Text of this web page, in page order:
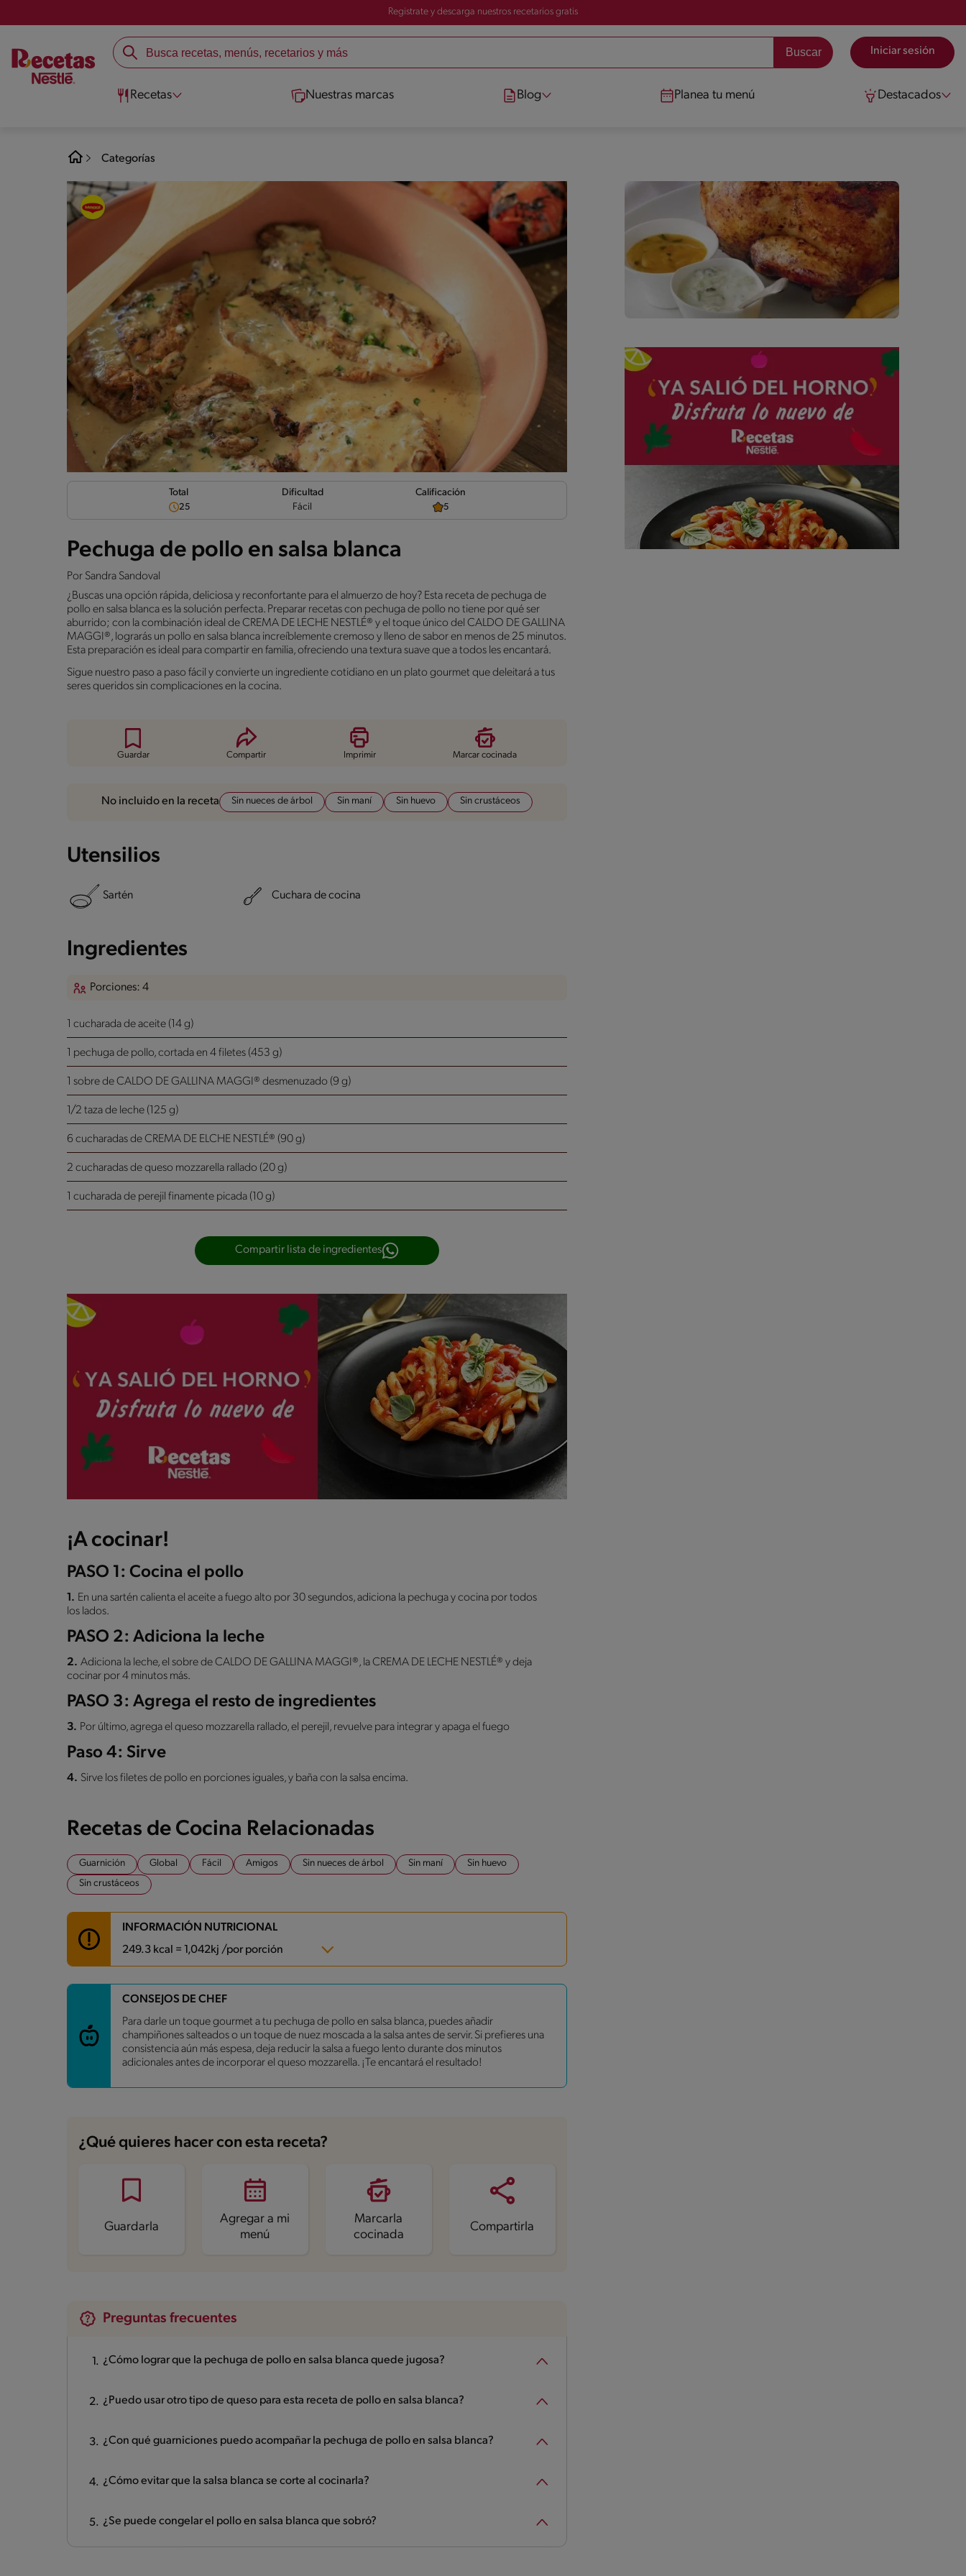
Registrate y descarga nuestros recetarios gratis
Iniciar sesión
Recetas Nuestras marcas Blog Planea tu menú Destacados
Categorías
Total
25
Dificultad
Fácil
Calificación
5
Pechuga de pollo en salsa blanca
Por Sandra Sandoval
¿Buscas una opción rápida, deliciosa y reconfortante para el almuerzo de hoy? Esta receta de pechuga de
pollo en salsa blanca es la solución perfecta. Preparar recetas con pechuga de pollo no tiene por qué ser
aburrido; con la combinación ideal de CREMA DE LECHE NESTLÉ® y el toque único del CALDO DE GALLINA
MAGGI®, lograrás un pollo en salsa blanca increíblemente cremoso y lleno de sabor en menos de 25 minutos.
Esta preparación es ideal para compartir en familia, ofreciendo una textura suave que a todos les encantará.
Sigue nuestro paso a paso fácil y convierte un ingrediente cotidiano en un plato gourmet que deleitará a tus
seres queridos sin complicaciones en la cocina.
Guardar Compartir Imprimir Marcar cocinada
No incluido en la receta Sin nueces de árbol Sin maní Sin huevo Sin crustáceos
Utensilios
Sartén Cuchara de cocina
Ingredientes
Porciones: 4
1 cucharada de aceite (14 g)
1 pechuga de pollo, cortada en 4 filetes (453 g)
1 sobre de CALDO DE GALLINA MAGGI® desmenuzado (9 g)
1/2 taza de leche (125 g)
6 cucharadas de CREMA DE ELCHE NESTLÉ® (90 g)
2 cucharadas de queso mozzarella rallado (20 g)
1 cucharada de perejil finamente picada (10 g)
Compartir lista de ingredientes
¡A cocinar!
PASO 1: Cocina el pollo
1. En una sartén calienta el aceite a fuego alto por 30 segundos, adiciona la pechuga y cocina por todos
los lados.
PASO 2: Adiciona la leche
2. Adiciona la leche, el sobre de CALDO DE GALLINA MAGGI®, la CREMA DE LECHE NESTLÉ® y deja
cocinar por 4 minutos más.
PASO 3: Agrega el resto de ingredientes
3. Por último, agrega el queso mozzarella rallado, el perejil, revuelve para integrar y apaga el fuego
Paso 4: Sirve
4. Sirve los filetes de pollo en porciones iguales, y baña con la salsa encima.
Recetas de Cocina Relacionadas
Guarnición Global Fácil Amigos Sin nueces de árbol Sin maní
Sin huevo
Sin crustáceos
INFORMACIÓN NUTRICIONAL
249.3 kcal = 1,042kj /por porción
Carbohidratos 2.6 g
Grasas 12.8 g
Fibra 0.1 g
Proteína 28 g
Grasas saturadas 4.6 g
CONSEJOS DE CHEF
Para darle un toque gourmet a tu pechuga de pollo en salsa blanca, puedes añadir
champiñones salteados o un toque de nuez moscada a la salsa antes de servir. Si prefieres una
consistencia aún más espesa, deja reducir la salsa a fuego lento durante dos minutos
adicionales antes de incorporar el queso mozzarella. ¡Te encantará el resultado!
¿Qué quieres hacer con esta receta?
Guardarla
Agregar a mi
menú
Marcarla
cocinada
Compartirla
Preguntas frecuentes
¿Cómo lograr que la pechuga de pollo en salsa blanca quede jugosa?
¿Puedo usar otro tipo de queso para esta receta de pollo en salsa blanca?
¿Con qué guarniciones puedo acompañar la pechuga de pollo en salsa blanca?
¿Cómo evitar que la salsa blanca se corte al cocinarla?
¿Se puede congelar el pollo en salsa blanca que sobró?